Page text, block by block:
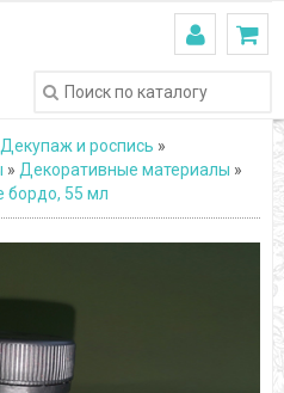
Декупаж и роспись »
» Декоративные материалы »
бордо, 55 мл